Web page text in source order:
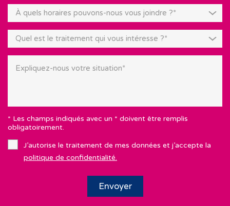
À quels horaires pouvons-nous vous joindre ?*
Quel est le traitement qui vous intéresse ?*
* Les champs indiqués avec un * doivent être remplis
obligatoirement.
J’autorise le traitement de mes données et j’accepte la
politique de confidentialité.